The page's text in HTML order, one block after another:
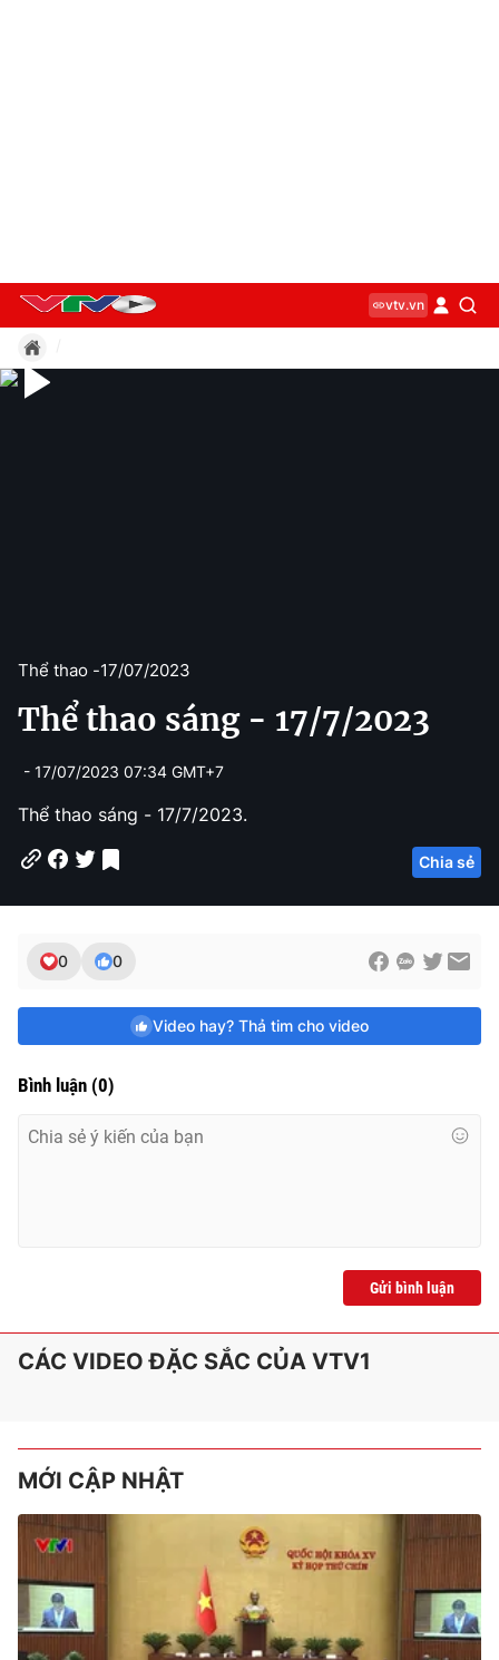
vtv.vn
Thể thao -17/07/2023
Thể thao sáng - 17/7/2023
- 17/07/2023 07:34 GMT+7
Thể thao sáng - 17/7/2023.
Chia sẻ
0 0
Video hay? Thả tim cho video
Bình luận (0)
Gửi bình luận
CÁC VIDEO ĐẶC SẮC CỦA VTV1
MỚI CẬP NHẬT